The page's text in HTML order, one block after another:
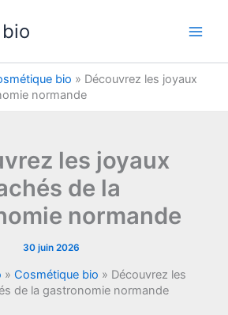
bio » Découvrez les joyaux
normande
les joyaux
de la
normande
30 juin 2026
» Cosmétique bio » Découvrez les
de la gastronomie normande